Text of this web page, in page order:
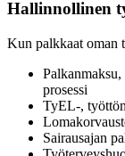
Hallinnollinen
Kun palkkaat oman
prosessi
TyEL-,
Sairausajan